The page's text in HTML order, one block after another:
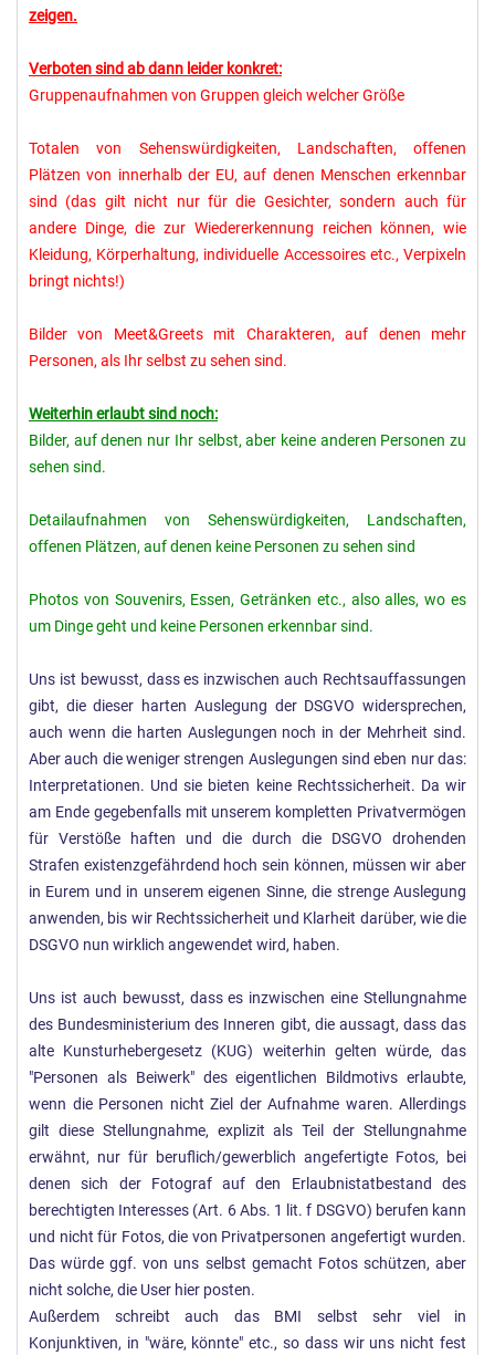
zeigen.
Verboten sind ab dann leider konkret:
Gruppenaufnahmen von Gruppen gleich welcher Größe
Totalen von Sehenswürdigkeiten, Landschaften, offenen
Plätzen von innerhalb der EU, auf denen Menschen erkennbar
sind (das gilt nicht nur für die Gesichter, sondern auch für
andere Dinge, die zur Wiedererkennung reichen können, wie
Kleidung, Körperhaltung, individuelle Accessoires etc., Verpixeln
bringt nichts!)
Bilder von Meet&Greets mit Charakteren, auf denen mehr
Personen, als Ihr selbst zu sehen sind.
Weiterhin erlaubt sind noch:
Bilder, auf denen nur Ihr selbst, aber keine anderen Personen zu
sehen sind.
Detailaufnahmen von Sehenswürdigkeiten, Landschaften,
offenen Plätzen, auf denen keine Personen zu sehen sind
Photos von Souvenirs, Essen, Getränken etc., also alles, wo es
um Dinge geht und keine Personen erkennbar sind.
Uns ist bewusst, dass es inzwischen auch Rechtsauffassungen
gibt, die dieser harten Auslegung der DSGVO widersprechen,
auch wenn die harten Auslegungen noch in der Mehrheit sind.
Aber auch die weniger strengen Auslegungen sind eben nur das:
Interpretationen. Und sie bieten keine Rechtssicherheit. Da wir
am Ende gegebenfalls mit unserem kompletten Privatvermögen
für Verstöße haften und die durch die DSGVO drohenden
Strafen existenzgefährdend hoch sein können, müssen wir aber
in Eurem und in unserem eigenen Sinne, die strenge Auslegung
anwenden, bis wir Rechtssicherheit und Klarheit darüber, wie die
DSGVO nun wirklich angewendet wird, haben.
Uns ist auch bewusst, dass es inzwischen eine Stellungnahme
des Bundesministerium des Inneren gibt, die aussagt, dass das
alte Kunsturhebergesetz (KUG) weiterhin gelten würde, das
"Personen als Beiwerk" des eigentlichen Bildmotivs erlaubte,
wenn die Personen nicht Ziel der Aufnahme waren. Allerdings
gilt diese Stellungnahme, explizit als Teil der Stellungnahme
erwähnt, nur für beruflich/gewerblich angefertigte Fotos, bei
denen sich der Fotograf auf den Erlaubnistatbestand des
berechtigten Interesses (Art. 6 Abs. 1 lit. f DSGVO) berufen kann
und nicht für Fotos, die von Privatpersonen angefertigt wurden.
Das würde ggf. von uns selbst gemacht Fotos schützen, aber
nicht solche, die User hier posten.
Außerdem schreibt auch das BMI selbst sehr viel in
Konjunktiven, in "wäre, könnte" etc., so dass wir uns nicht fest